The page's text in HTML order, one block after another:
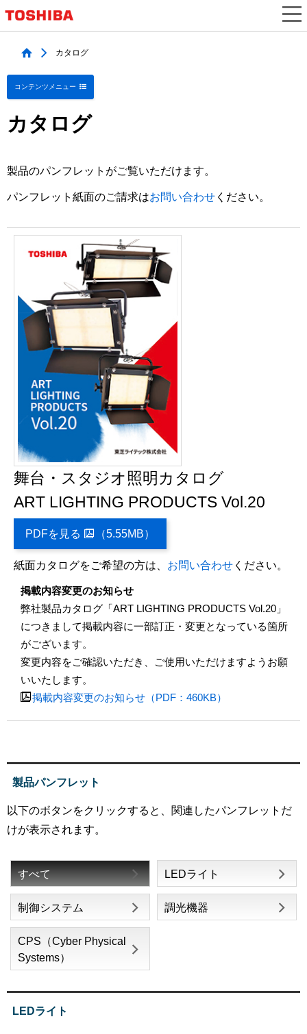
カタログ
コンテンツメニュー
カタログ
製品のパンフレットがご覧いただけます。
パンフレット紙面のご請求はお問い合わせ ください。
舞台・スタジオ照明カタログ
ART LIGHTING PRODUCTS Vol.20
PDFを見る  （5.55MB）
紙面カタログをご希望の方は、 お問い合わせ ください。
掲載内容変更のお知らせ
弊社製品カタログ「ART LIGHTING PRODUCTS Vol.20」
につきまして掲載内容に一部訂正・変更となっている箇所
がございます。
変更内容をご確認いただき、ご使用いただけますようお願
いいたします。
 掲載内容変更のお知らせ（PDF：460KB）
製品パンフレット
以下のボタンをクリックすると、関連したパンフレットだ
けが表示されます。
すべて LEDライト
制御システム 調光機器
CPS（Cyber Physical
Systems）
LEDライト